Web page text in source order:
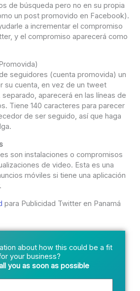
de búsqueda pero no en su propia
un post promovido en Facebook).
a incrementar el compromiso
y el compromiso aparecerá como
seguidores (cuenta promovida) un
su cuenta, en vez de un tweet
aparecerá en las líneas de
Tiene 140 caracteres para parecer
de ser seguido, así que haga
son instalaciones o compromisos
de video. Esta es una
móviles si tiene una aplicación
para Publicidad Twitter en Panamá
about how this could be a fit
your business?
you as soon as possible